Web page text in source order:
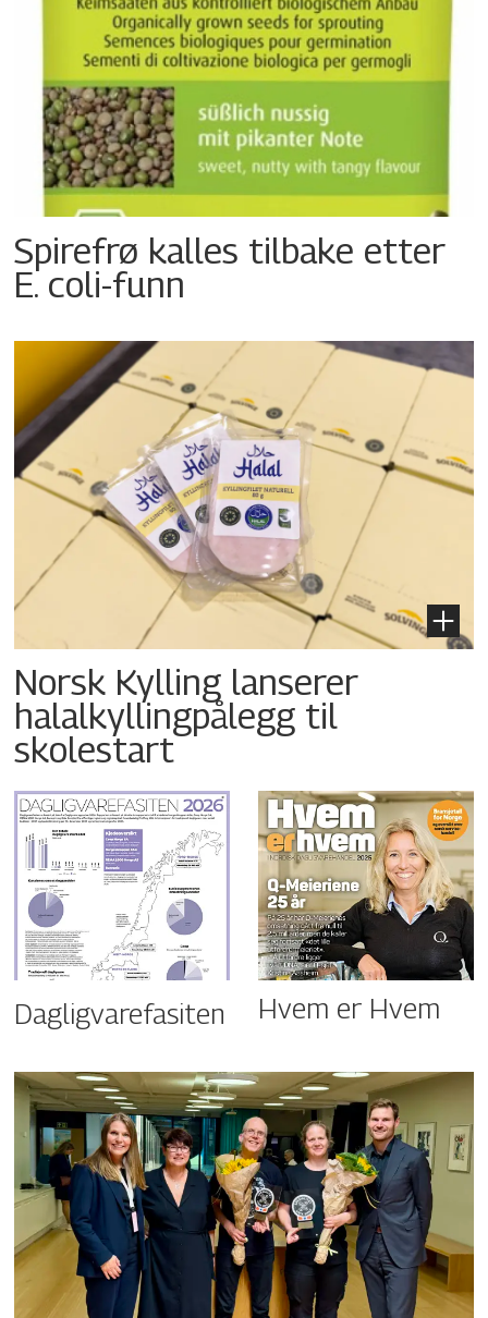
Spirefrø kalles tilbake etter
E. coli-funn
Norsk Kylling lanserer
halalkyllingpålegg til
skolestart
Dagligvarefasiten Hvem er Hvem